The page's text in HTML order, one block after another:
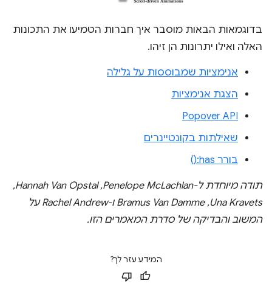
בדוגמאות הבאות מוסבר איך חברות הטמיעו את התכונות
האלה ואילו יתרונות הן זיהו.
אנימציות שמבוססות על גלילה
הצגת אנימציות
Popover API
שאילתות בקונטיינרים
בורר ‎:has()
תודה מיוחדת ל-Penelope McLachlan,‏ Hannah Van Opstal,‏
Una Kravets,‏ Bramus Van Damme ו-Rachel Andrew על
המשוב והבדיקה של סדרת המאמרים הזו.
המידע עזר לך?